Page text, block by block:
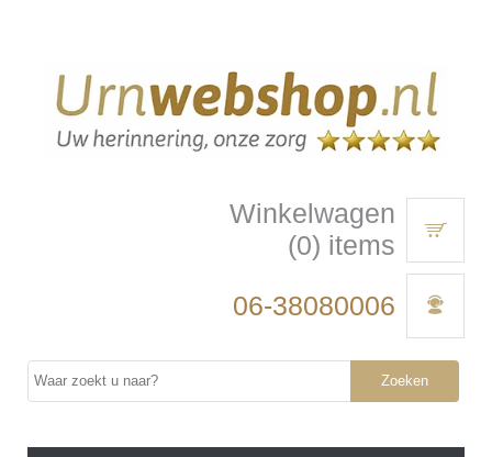
Winkelwagen
(0) items
06-38080006
Zoeken